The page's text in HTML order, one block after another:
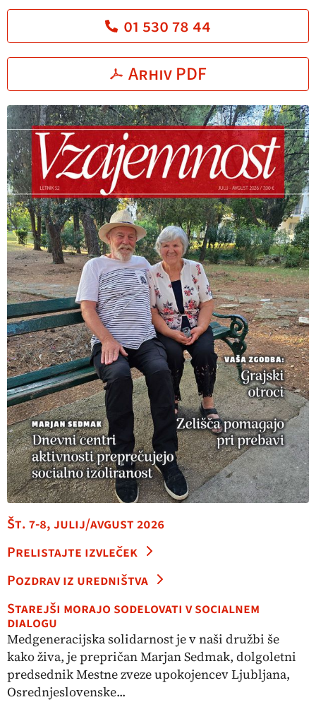
01 530 78 44
Arhiv PDF
Št. 7-8, julij/avgust 2026
Prelistajte izvleček
Pozdrav iz uredništva
Starejši morajo sodelovati v socialnem
dialogu
Medgeneracijska solidarnost je v naši družbi še
kako živa, je prepričan Marjan Sedmak, dolgoletni
predsednik Mestne zveze upokojencev Ljubljana,
Osrednjeslovenske...